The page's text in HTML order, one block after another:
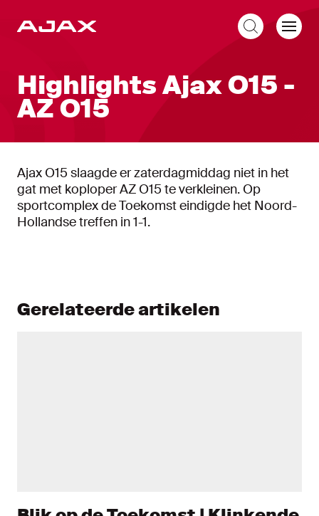
Highlights Ajax O15 -
AZ O15
Ajax O15 slaagde er zaterdagmiddag niet in het
gat met koploper AZ O15 te verkleinen. Op
sportcomplex de Toekomst eindigde het Noord-
Hollandse treffen in 1-1.
Gerelateerde artikelen